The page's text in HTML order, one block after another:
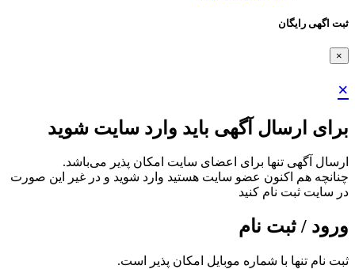
ثبت اگهی رایگان
×
×
برای ارسال آگهی باید وارد سایت شوید
ارسال آگهی تنها برای اعضای سایت امکان پذیر می‌باشد.
چنانچه هم‌ اکنون عضو سایت هستید وارد شوید و در غیر این صورت
در سایت ثبت نام کنید
ورود / ثبت نام
ثبت نام تنها با شماره موبایل امکان پذیر است.